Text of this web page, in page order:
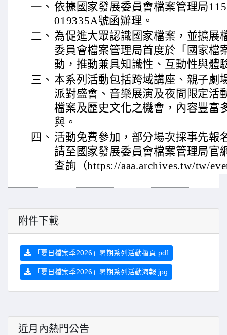
一、 依據國家發展委員會檔案管理局
019335A號函辦理。
二、 為促進大眾認識國家檔案，並擴展
委員會檔案管理局首度於「國家檔
動，推動兼具知識性、互動性與體
三、 本系列活動包括跨域講座、親子劇
派對盛會、音樂展演及夜間限定活
檔案及歷史文化之機會，內容豐富
與。
四、 活動免費參加，部分場次採事先報
請至國家發展委員會檔案管理局官
查詢（https://aaa.archives.tw/tw/
附件下載
「夏日檔案季2026」暑期系列活動摺頁.pdf
「夏日檔案季2026」暑期系列活動海報.jpg
近月內熱門公告